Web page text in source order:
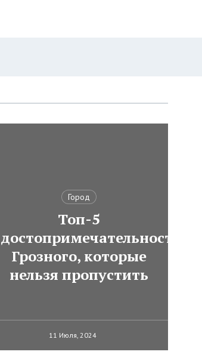
Город
Топ-5
достопримечательностей
Грозного, которые
нельзя пропустить
11 Июля, 2024